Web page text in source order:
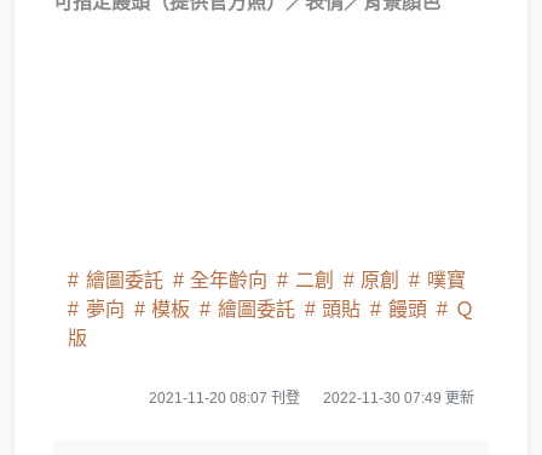
繪圖委託 全年齡向 二創 原創
噗寶
夢向
模板 繪圖委託 頭貼 饅頭
Ｑ
版
2021-11-20 08:07 刊登 2022-11-30 07:49 更新